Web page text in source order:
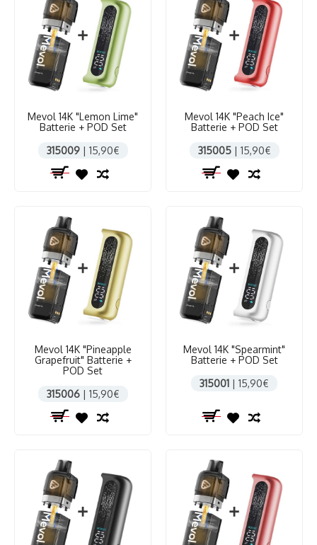
Mevol 14K "Lemon Lime"
Batterie + POD Set
315009| 15,90€
Mevol 14K "Peach Ice"
Batterie + POD Set
315005| 15,90€
Mevol 14K "Pineapple
Grapefruit" Batterie +
POD Set
315006| 15,90€
Mevol 14K "Spearmint"
Batterie + POD Set
315001 | 15,90€